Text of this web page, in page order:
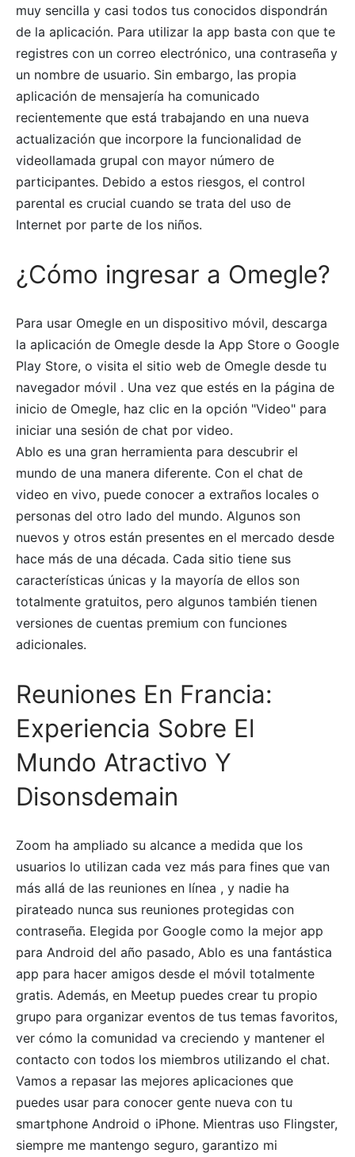
muy sencilla y casi todos tus conocidos dispondrán
de la aplicación. Para utilizar la app basta con que te
registres con un correo electrónico, una contraseña y
un nombre de usuario. Sin embargo, las propia
aplicación de mensajería ha comunicado
recientemente que está trabajando en una nueva
actualización que incorpore la funcionalidad de
videollamada grupal con mayor número de
participantes. Debido a estos riesgos, el control
parental es crucial cuando se trata del uso de
Internet por parte de los niños.
¿Cómo ingresar a Omegle?
Para usar Omegle en un dispositivo móvil, descarga
la aplicación de Omegle desde la App Store o Google
Play Store, o visita el sitio web de Omegle desde tu
navegador móvil . Una vez que estés en la página de
inicio de Omegle, haz clic en la opción "Video" para
iniciar una sesión de chat por video.
Ablo es una gran herramienta para descubrir el
mundo de una manera diferente. Con el chat de
video en vivo, puede conocer a extraños locales o
personas del otro lado del mundo. Algunos son
nuevos y otros están presentes en el mercado desde
hace más de una década. Cada sitio tiene sus
características únicas y la mayoría de ellos son
totalmente gratuitos, pero algunos también tienen
versiones de cuentas premium con funciones
adicionales.
Reuniones En Francia:
Experiencia Sobre El
Mundo Atractivo Y
Disonsdemain
Zoom ha ampliado su alcance a medida que los
usuarios lo utilizan cada vez más para fines que van
más allá de las reuniones en línea , y nadie ha
pirateado nunca sus reuniones protegidas con
contraseña. Elegida por Google como la mejor app
para Android del año pasado, Ablo es una fantástica
app para hacer amigos desde el móvil totalmente
gratis. Además, en Meetup puedes crear tu propio
grupo para organizar eventos de tus temas favoritos,
ver cómo la comunidad va creciendo y mantener el
contacto con todos los miembros utilizando el chat.
Vamos a repasar las mejores aplicaciones que
puedes usar para conocer gente nueva con tu
smartphone Android o iPhone. Mientras uso Flingster,
siempre me mantengo seguro, garantizo mi